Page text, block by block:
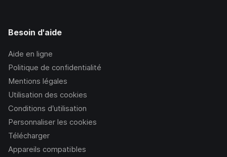
Besoin d'aide
Aide en ligne
Politique de confidentialité
Mentions légales
Utilisation des cookies
Conditions d’utilisation
Personnaliser les cookies
Télécharger
Appareils compatibles